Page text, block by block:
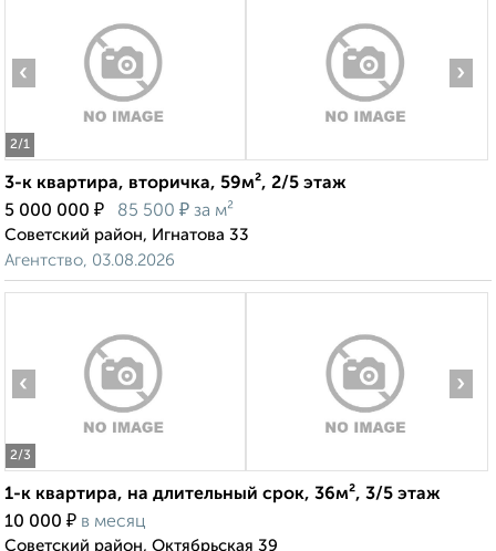
2/1
‹ ›
3-к квартира, вторичка, 59м², 2/5 этаж
5 000 000 ₽ 85 500 ₽ за м²
Советский район, Игнатова 33
Агентство, 03.08.2026
2/3
‹ ›
1-к квартира, на длительный срок, 36м², 3/5 этаж
10 000 ₽ в месяц
Советский район, Октябрьская 39